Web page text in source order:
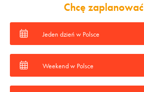
Chcę zaplanować
Jeden dzień w Polsce
Weekend w Polsce